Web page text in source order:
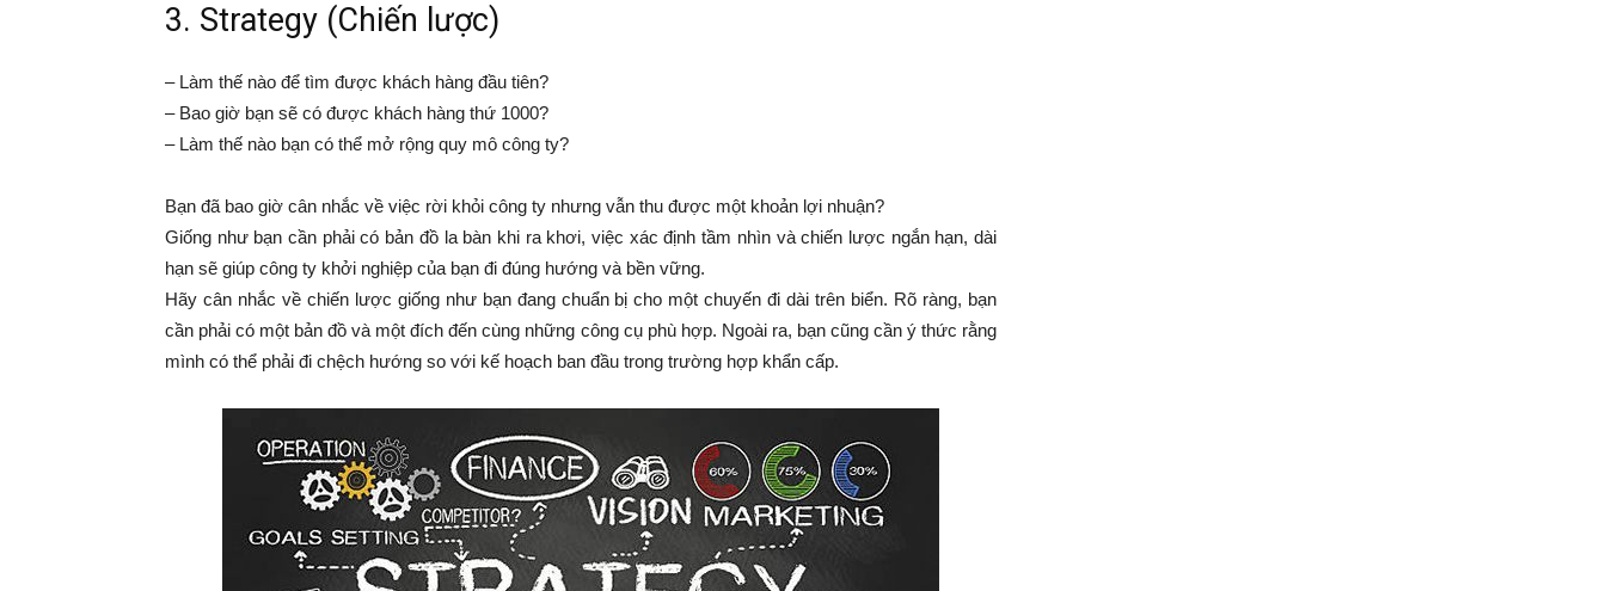
3. Strategy (Chiến lược)
– Làm thế nào để tìm được khách hàng đầu tiên?
– Bao giờ bạn sẽ có được khách hàng thứ 1000?
– Làm thế nào bạn có thể mở rộng quy mô công ty?
Bạn đã bao giờ cân nhắc về việc rời khỏi công ty nhưng vẫn thu được một khoản lợi nhuận?
Giống như bạn cần phải có bản đồ la bàn khi ra khơi, việc xác định tầm nhìn và chiến lược ngắn hạn, dài
hạn sẽ giúp công ty khởi nghiệp của bạn đi đúng hướng và bền vững.
Hãy cân nhắc về chiến lược giống như bạn đang chuẩn bị cho một chuyến đi dài trên biển. Rõ ràng, bạn
cần phải có một bản đồ và một đích đến cùng những công cụ phù hợp. Ngoài ra, bạn cũng cần ý thức rằng
mình có thể phải đi chệch hướng so với kế hoạch ban đầu trong trường hợp khẩn cấp.